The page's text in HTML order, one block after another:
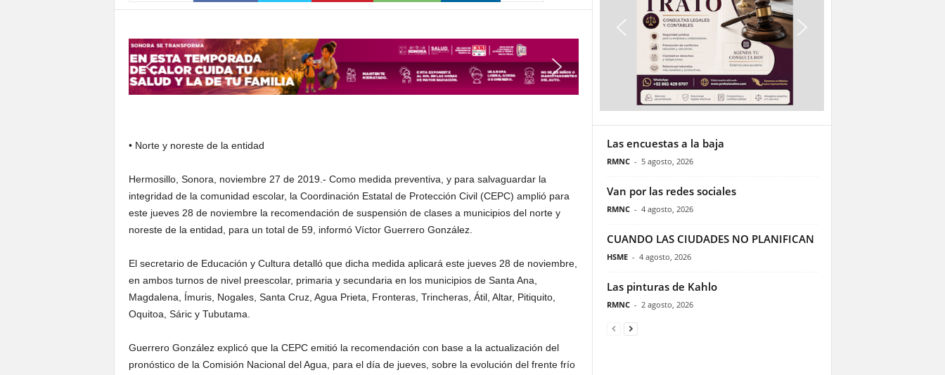
• Norte y noreste de la entidad
Hermosillo, Sonora, noviembre 27 de 2019.- Como medida preventiva, y para salvaguardar la
integridad de la comunidad escolar, la Coordinación Estatal de Protección Civil (CEPC) amplió para
este jueves 28 de noviembre la recomendación de suspensión de clases a municipios del norte y
noreste de la entidad, para un total de 59, informó Víctor Guerrero González.
El secretario de Educación y Cultura detalló que dicha medida aplicará este jueves 28 de noviembre,
en ambos turnos de nivel preescolar, primaria y secundaria en los municipios de Santa Ana,
Magdalena, Ímuris, Nogales, Santa Cruz, Agua Prieta, Fronteras, Trincheras, Átil, Altar, Pitiquito,
Oquitoa, Sáric y Tubutama.
Guerrero González explicó que la CEPC emitió la recomendación con base a la actualización del
pronóstico de la Comisión Nacional del Agua, para el día de jueves, sobre la evolución del frente frío
Las encuestas a la baja
RMNC - 5 agosto, 2026
Van por las redes sociales
RMNC - 4 agosto, 2026
CUANDO LAS CIUDADES NO PLANIFICAN
HSME - 4 agosto, 2026
Las pinturas de Kahlo
RMNC - 2 agosto, 2026